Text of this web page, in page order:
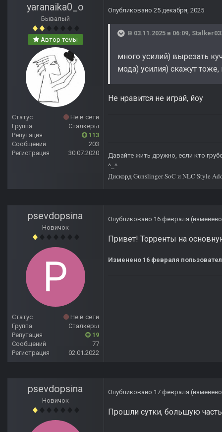
yaranaika0_o
Бывалый
Автор темы
Статус
Не в сети
Группа
Сталкеры
Репутация
113
Сообщений
203
Регистрация
30.07.2020
Опубликовано 25 декабря, 2025
В 03.11.2025 в 06:09,
много усилий) вырезать
мода) усилия) скажут тоже,
Не нравится не играй, йоу
Давайте жить дружно, если кто
^_^
Дискорд Gunslinger SoC и NLC Style
psevdopsina
Новичок
Статус
Не в сети
Группа
Сталкеры
Репутация
19
Сообщений
77
Регистрация
02.01.2022
Опубликовано 16 февраля
Привет! Торренты на
Изменено 16 февраля
psevdopsina
Новичок
Опубликовано 17 февраля
Прошли сутки, большую